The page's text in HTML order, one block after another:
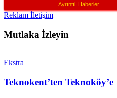
Ayrıntılı Haberler
Reklam İletişim
Mutlaka İzleyin
Ekstra
Teknokent’ten Teknoköy’e